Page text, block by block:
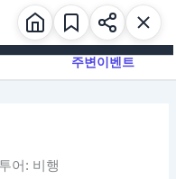
주변이벤트
어: 비행